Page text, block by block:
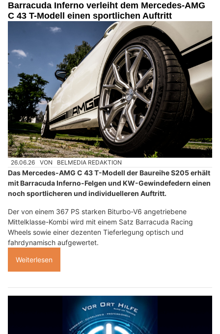
Barracuda Inferno verleiht dem Mercedes-AMG
C 43 T-Modell einen sportlichen Auftritt
26.06.26 VON BELMEDIA REDAKTION
Das Mercedes-AMG C 43 T-Modell der Baureihe S205 erhält
mit Barracuda Inferno-Felgen und KW-Gewindefedern einen
noch sportlicheren und individuelleren Auftritt.
Der von einem 367 PS starken Biturbo-V6 angetriebene
Mittelklasse-Kombi wird mit einem Satz Barracuda Racing
Wheels sowie einer dezenten Tieferlegung optisch und
fahrdynamisch aufgewertet.
Weiterlesen